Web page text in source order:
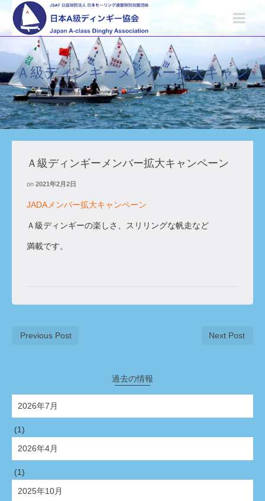
Ａ級ディンギーメンバー拡大キャン
ペーン
Ａ級ディンギーメンバー拡大キャンペーン
on 2021年2月2日
JADAメンバー拡大キャンペーン
Ａ級ディンギーの楽しさ、スリリングな帆走など
満載です。
Previous Post Next Post
過去の情報
2026年7月
(1)
2026年4月
(1)
2025年10月